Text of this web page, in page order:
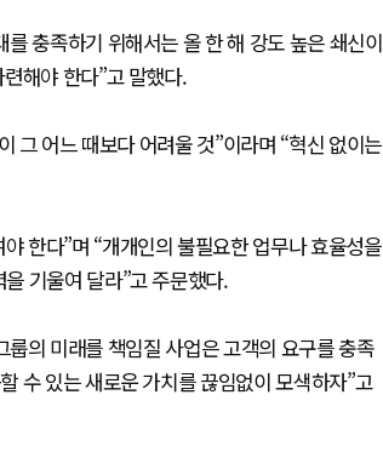
충족하기 위해서는 올 한 해 강도 높은 쇄신이
해야 한다”고 말했다.
그 어느 때보다 어려울 것”이라며 “혁신 없이는
한다”며 “개개인의 불필요한 업무나 효율성을
기울여 달라”고 주문했다.
의 미래를 책임질 사업은 고객의 요구를 충족
수 있는 새로운 가치를 끊임없이 모색하자”고